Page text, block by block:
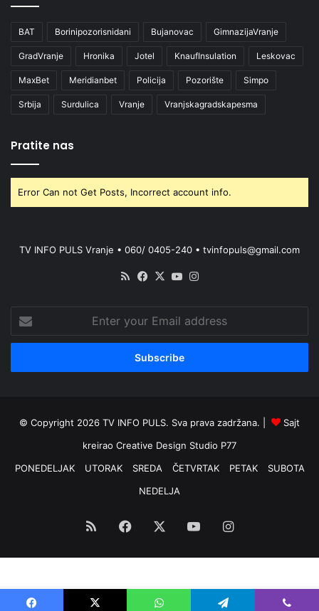
BAT Borinipozorisnidani Bujanovac GimnazijaVranje
GradVranje Hronika Jotel KnaufInsulation Leskovac
MaxBet Meridianbet Policija Pozorište Simpo
Srbija Surdulica Vranje Vranjskagradskapesma
Pratite nas
Error Can not Get Posts, Incorrect account info.
TV INFO PULS Vranje • 060/ 0405-240 • tvinfopuls@gmail.com
RSS Facebook
X YouTube
your
Email
© Copyright 2026 TV INFO PULS. Sva prava zadržana. |
Sajt
kreirao Creative Design Studio P77
PONEDELJAK
UTORAK SREDA ČETVRTAK PETAK
SUBOTA
NEDELJA
RSS Facebook YouTubeInstagram
Optimized by Seraphinite Accelerator
Turns on site high speed to be attractive for people and search engines.